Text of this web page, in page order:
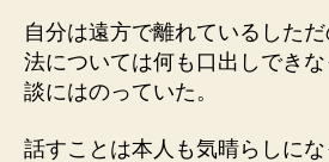
自分は遠方で離れているした
法については何も口出しでき
談にはのっていた。
話すことは本人も気晴らしに